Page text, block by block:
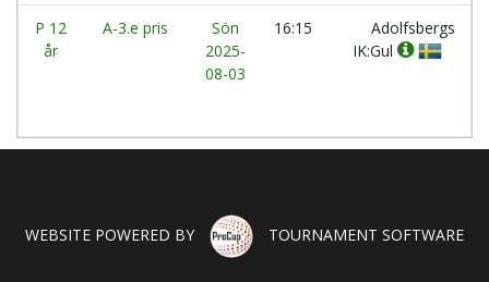
P 12
år
A-3.e pris
Sön
2025-
08-03
16:15
Adolfsbergs
IK:Gul
WEBSITE POWERED BY TOURNAMENT SOFTWARE